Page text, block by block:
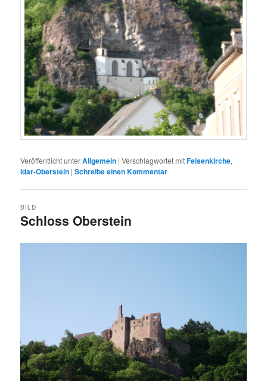
Veröffentlicht unterAllgemein |Verschlagwortet mitFelsenkirche,
Idar-Oberstein |Schreibe einen Kommentar
Schloss Oberstein
BILD